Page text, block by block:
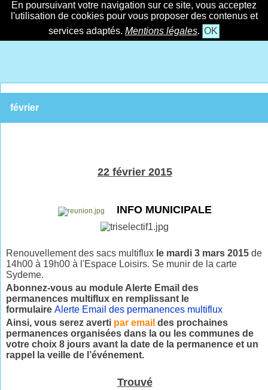
En poursuivant votre navigation sur ce site, vous acceptez
l'utilisation de cookies pour vous proposer des contenus et
services adaptés. Mentions légales. OK
février
22 février 2015
INFO MUNICIPALE
Renouvellement des sacs multiflux le mardi3 mars 2015 de
14h00 à 19h00 à l'Espace Loisirs. Se munir de la carte
Sydeme.
Abonnez-vous au module Alerte Email des
permanences multiflux en remplissant le
formulaire Alerte Email des permanences multiflux
Ainsi, vous serez averti par email des prochaines
permanences organisées dans la ou les communes de
votre choix 8 jours avant la date de la permanence et un
rappel la veille de l’événement.
Trouvé